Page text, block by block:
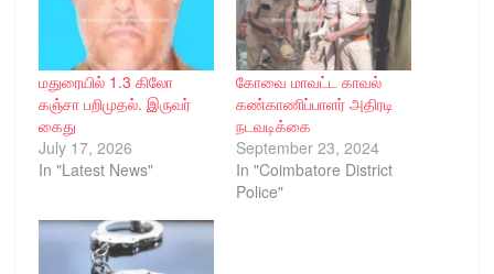
மதுரையில் 1.3 கிலோ
கஞ்சா பறிமுதல். இருவர்
கைது
July 17, 2026
In "Latest News"
கோவை மாவட்ட காவல்
கண்காணிப்பாளர் அதிரடி
நடவடிக்கை
September 23, 2024
In "Coimbatore District
Police"